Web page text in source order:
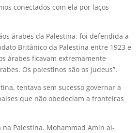
conectados com ela por laços
árabes da Palestina, foi defendida a
Britânico da Palestina entre 1923 e
árabes ficavam extremamente
Os palestinos são os judeus”.
tentava sem sucesso governar a
que não obedeciam a fronteiras
Palestina. Mohammad Amin al-